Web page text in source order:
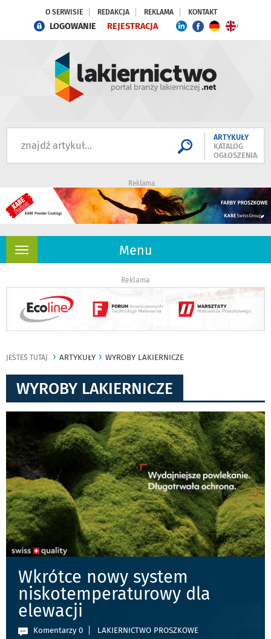
O SERWISIE REDAKCJA REKLAMA KONTAKT
LOGOWANIE REJESTRACJA
ARTYKUŁY
KATALOG
OGŁOSZENIA
Reklama
Menu
Rozwiń
Reklama
JESTEŚ TUTAJ ARTYKUŁY WYROBY LAKIERNICZE
WYROBY LAKIERNICZE
Wkrótce nowy system
niskotemperaturowy dla
elewacji
Komentarzy 0 LAKIERNICTWO PROSZKOWE